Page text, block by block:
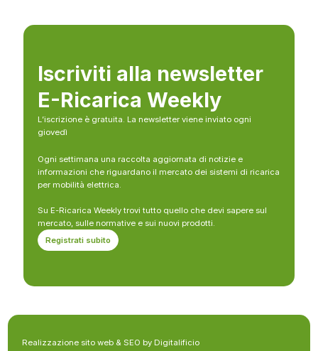
Iscriviti alla newsletter
E-Ricarica Weekly
L’iscrizione è gratuita. La newsletter viene inviato ogni
giovedì
Ogni settimana una raccolta aggiornata di notizie e
informazioni che riguardano il mercato dei sistemi di ricarica
per mobilità elettrica.
Su E-Ricarica Weekly trovi tutto quello che devi sapere sul
mercato, sulle normative e sui nuovi prodotti.
Registrati subito
Realizzazione sito web & SEO by Digitalificio